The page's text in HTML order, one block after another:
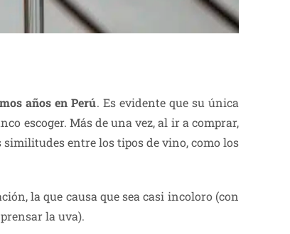
años en Perú. Es evidente que su única
escoger. Más de una vez, al ir a comprar,
entre los tipos de vino, como los
la que causa que sea casi incoloro (con
la uva).